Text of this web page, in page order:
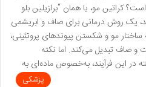
کراتین مو، یا همان “برازیلین بلو
یک روش درمانی برای صاف و ابریشمی
مو و شکستن پیوندهای پروتئینی،
صاف تبدیل می‌کند. اما نکته
در این فرآیند، به‌خصوص ماده‌ای به
پزشکی